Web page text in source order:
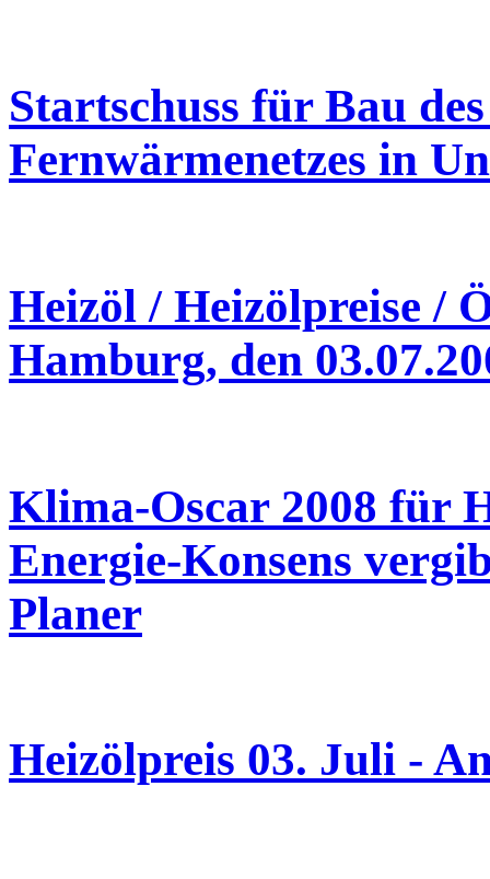
Startschuss für Bau
Fernwärmenetzes in
Heizöl / Heizölpreise /
Hamburg, den
Klima-Oscar 2008 für
Energie-Konsens
Planer
Heizölpreis 03. Juli -